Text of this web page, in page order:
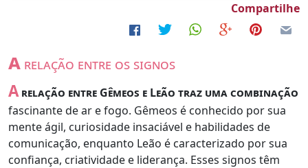
Compartilhe
a relação entre os signos
Arelação entre Gêmeos e Leão traz uma combinação
fascinante de ar e fogo. Gêmeos é conhecido por sua
mente ágil, curiosidade insaciável e habilidades de
comunicação, enquanto Leão é caracterizado por sua
confiança, criatividade e liderança. Esses signos têm